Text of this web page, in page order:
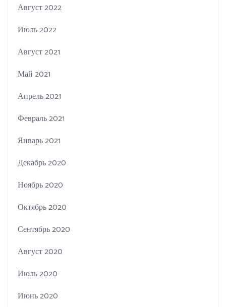
Август 2022
Июль 2022
Август 2021
Май 2021
Апрель 2021
Февраль 2021
Январь 2021
Декабрь 2020
Ноябрь 2020
Октябрь 2020
Сентябрь 2020
Август 2020
Июль 2020
Июнь 2020